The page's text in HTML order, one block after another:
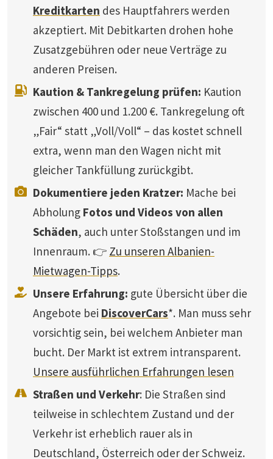
Kreditkarten des Hauptfahrers werden
akzeptiert. Mit Debitkarten drohen hohe
Zusatzgebühren oder neue Verträge zu
anderen Preisen.
Kaution & Tankregelung prüfen: Kaution
zwischen 400 und 1.200 €. Tankregelung oft
„Fair“ statt „Voll/Voll“ – das kostet schnell
extra, wenn man den Wagen nicht mit
gleicher Tankfüllung zurückgibt.
Dokumentiere jeden Kratzer: Mache bei
Abholung Fotos und Videos von allen
Schäden, auch unter Stoßstangen und im
Innenraum. 👉 Zu unseren Albanien-
Mietwagen-Tipps.
Unsere Erfahrung: gute Übersicht über die
Angebote bei DiscoverCars*. Man muss sehr
vorsichtig sein, bei welchem Anbieter man
bucht. Der Markt ist extrem intransparent.
Unsere ausführlichen Erfahrungen lesen
Straßen und Verkehr: Die Straßen sind
teilweise in schlechtem Zustand und der
Verkehr ist erheblich rauer als in
Deutschland, Österreich oder der Schweiz.